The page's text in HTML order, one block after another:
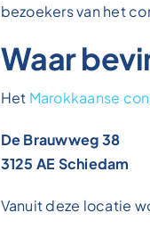
bezoekers van het
Waar
Het Marokkaanse
De Brauwweg 38
3125 AE Schiedam
Vanuit deze locatie